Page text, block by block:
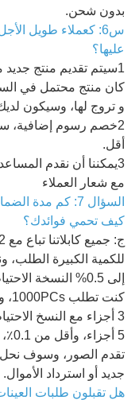
بدون شحن.
س6: كعملاء طويل
عليها؟
1سيتم تقديم منتج
كان منتج محتمل في
و تروج لها، وسيكون
2خصم رسوم إضافية،
أقل.
3يمكننا أن نقدم
مع شعار العملاء
السؤال 7: كم مدة
كيف تحمي فوائدك؟
للكمية الكبيرة الطلب،
إلى 0.5% النسخة
كنت تطلب 1000PCs، وهذا يعني أنه يمكنك الحصول على 100
3 أجزاء مع النسخ
5 أجزاء، وأقل من 0.1٪، يرجى الاتصال المبيعات و
تقدم الصور، وسوف
جديد أو استرداد الأموال.
هل تقبلون طلبات